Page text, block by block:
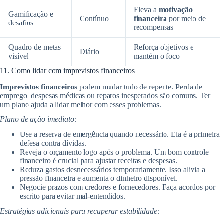
Gamificação e
desafios
Contínuo
Eleva a motivação
financeira por meio de
recompensas
Quadro de metas
visível
Diário
Reforça objetivos e
mantém o foco
11. Como lidar com imprevistos financeiros
Imprevistos financeiros podem mudar tudo de repente. Perda de
emprego, despesas médicas ou reparos inesperados são comuns. Ter
um plano ajuda a lidar melhor com esses problemas.
Plano de ação imediato:
Use a reserva de emergência quando necessário. Ela é a primeira
defesa contra dívidas.
Reveja o orçamento logo após o problema. Um bom controle
financeiro é crucial para ajustar receitas e despesas.
Reduza gastos desnecessários temporariamente. Isso alivia a
pressão financeira e aumenta o dinheiro disponível.
Negocie prazos com credores e fornecedores. Faça acordos por
escrito para evitar mal-entendidos.
Estratégias adicionais para recuperar estabilidade: